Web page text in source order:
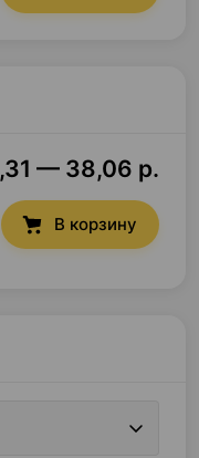
— 38,06 р.
В корзину